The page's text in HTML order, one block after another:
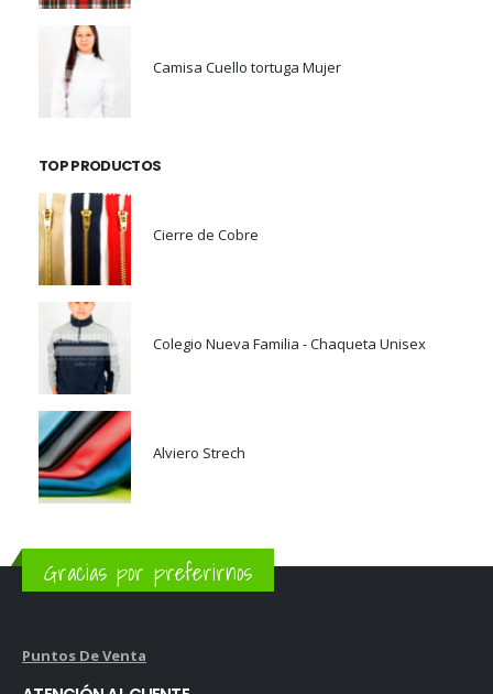
Camisa Cuello tortuga Mujer
TOP PRODUCTOS
Cierre de Cobre
Colegio Nueva Familia - Chaqueta Unisex
Alviero Strech
Gracias por preferirnos
Puntos De Venta